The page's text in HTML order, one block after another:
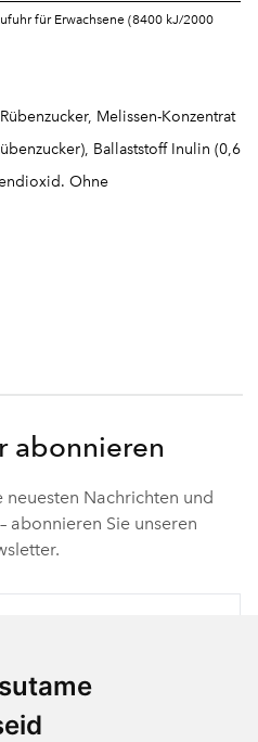
für Erwachsene (8400 kJ/2000
Melissen-Konzentrat
Ballaststoff Inulin (0,6
Ohne
abonnieren
neuesten Nachrichten und
abonnieren Sie unseren
unserer Datenschutzerklärung
jederzeit abmelden.